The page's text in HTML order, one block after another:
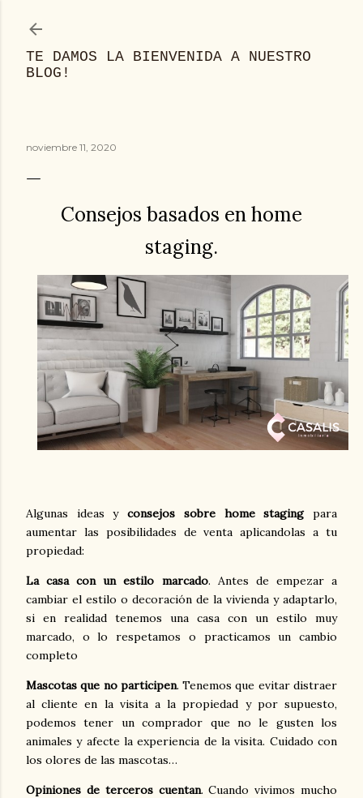
TE DAMOS LA BIENVENIDA A NUESTRO
BLOG!
noviembre 11, 2020
Consejos basados en home
staging.
Algunas ideas yconsejos sobre home stagingpara
aumentar las posibilidades de venta aplicandolas a tu
propiedad:
La casa con un estilo marcado. Antes de empezar a
cambiar el estilo o decoración de la vivienda y adaptarlo,
si en realidad tenemos una casa con un estilo muy
marcado, o lo respetamos o practicamos un cambio
completo
Mascotas que no participen. Tenemos que evitar distraer
al cliente en la visita a la propiedad y por supuesto,
podemos tener un comprador que no le gusten los
animales y afecte la experiencia de la visita. Cuidado con
los olores de las mascotas…
Opiniones de terceros cuentan. Cuando vivimos mucho